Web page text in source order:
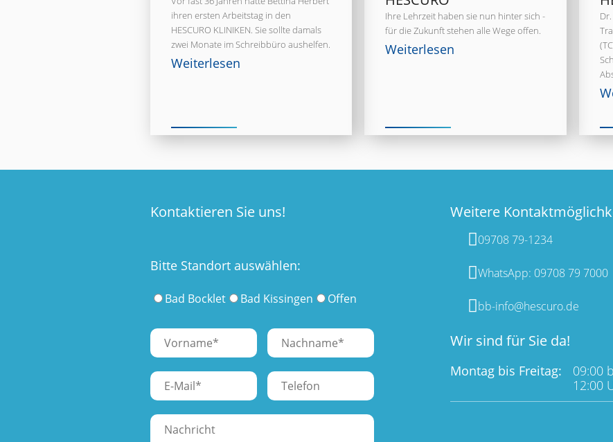
ihren ersten Arbeitstag in den
HESCURO KLINIKEN. Sie sollte damals
zwei Monate im Schreibbüro aushelfen.
Weiterlesen
Ihre Lehrzeit haben sie nun hinter sich -
für die Zukunft stehen alle Wege offen.
Weiterlesen
Kontaktieren Sie uns!
Bitte Standort auswählen:
Bad Bocklet Bad Kissingen Offen
Weitere
09708 79-1234
WhatsApp: 09708 79 7000
bb-info@hescuro.de
Wir sind für Sie da!
Montag bis Freitag:
09:00
12:00